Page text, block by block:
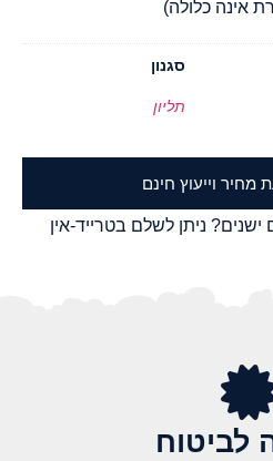
אינה כלולה)
סגנון
תליון
וייעוץ חינם
ניתן לשלם בטרייד-אין
לביטוח